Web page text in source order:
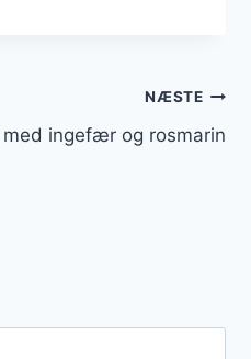
NÆSTE
ingefær og rosmarin